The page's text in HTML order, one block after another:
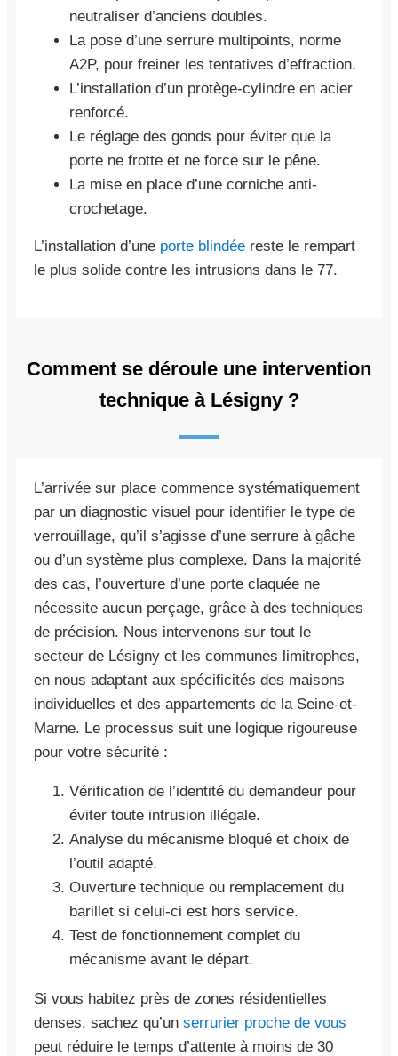
neutraliser d’anciens doubles.
La pose d’une serrure multipoints, norme
A2P, pour freiner les tentatives d’effraction.
L’installation d’un protège-cylindre en acier
renforcé.
Le réglage des gonds pour éviter que la
porte ne frotte et ne force sur le pêne.
La mise en place d’une corniche anti-
crochetage.
L’installation d’une porte blindée reste le rempart
le plus solide contre les intrusions dans le 77.
Comment se déroule une intervention
technique à Lésigny ?
L’arrivée sur place commence systématiquement
par un diagnostic visuel pour identifier le type de
verrouillage, qu’il s’agisse d’une serrure à gâche
ou d’un système plus complexe. Dans la majorité
des cas, l’ouverture d’une porte claquée ne
nécessite aucun perçage, grâce à des techniques
de précision. Nous intervenons sur tout le
secteur de Lésigny et les communes limitrophes,
en nous adaptant aux spécificités des maisons
individuelles et des appartements de la Seine-et-
Marne. Le processus suit une logique rigoureuse
pour votre sécurité :
Vérification de l’identité du demandeur pour
éviter toute intrusion illégale.
Analyse du mécanisme bloqué et choix de
l’outil adapté.
Ouverture technique ou remplacement du
barillet si celui-ci est hors service.
Test de fonctionnement complet du
mécanisme avant le départ.
Si vous habitez près de zones résidentielles
denses, sachez qu’un serrurier proche de vous
peut réduire le temps d’attente à moins de 30